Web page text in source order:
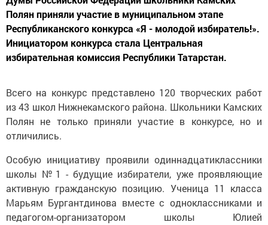
Полян приняли участие в муниципальном этапе
Республиканского конкурса «Я - молодой избиратель!».
Инициатором конкурса стала Центральная
избирательная комиссия Республики Татарстан.
Всего на конкурс представлено 120 творческих работ
из 43 школ Нижнекамского района. Школьники Камских
Полян не только приняли участие в конкурсе, но и
отличились.
Особую инициативу проявили одиннадцатиклассники
школы №1 - будущие избиратели, уже проявляющие
активную гражданскую позицию. Ученица 11 класса
Марьям Бургантдинова вместе с одноклассниками и
педагогом-организатором школы Юлией